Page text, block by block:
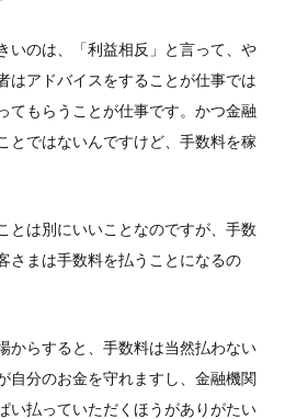
いのは、「利益相反」と言って、や
はアドバイスをすることが仕事では
てもらうことが仕事です。かつ金融
とではないんですけど、手数料を稼
とは別にいいことなのですが、手数
さまは手数料を払うことになるの
からすると、手数料は当然払わない
自分のお金を守れますし、金融機関
い払っていただくほうがありがたい